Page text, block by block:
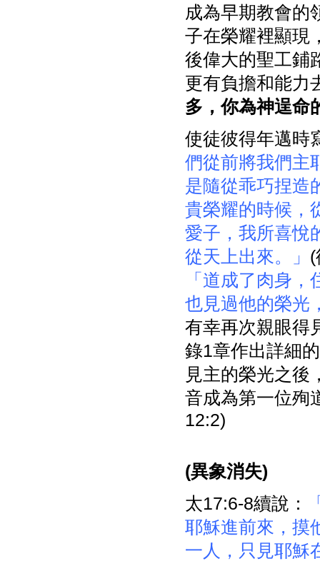
成為早期教會的
子在榮耀裡顯現
後偉大的聖工鋪
更有負擔和能力
多，你為神逞命
使徒彼得年邁時
們從前將我們主
是隨從乖巧捏造
貴榮耀的時候，
愛子，我所喜悅
從天上出來。」
「道成了肉身
也見過他的榮光
有幸再次親眼得
錄1章作出詳細
見主的榮光之後
音成為第一位殉
12:2)
(異象消失)
太17:6-8續說：
耶穌進前來，摸
一人，只見耶穌